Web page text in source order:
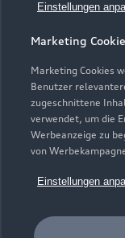
Einstellungen
Marketing
Marketing Cookies
Benutzer
zugeschnittene
verwendet, um die
Werbeanzeige zu
von
Einstellungen
Zu den Rädern
Modelle
Kaufen &